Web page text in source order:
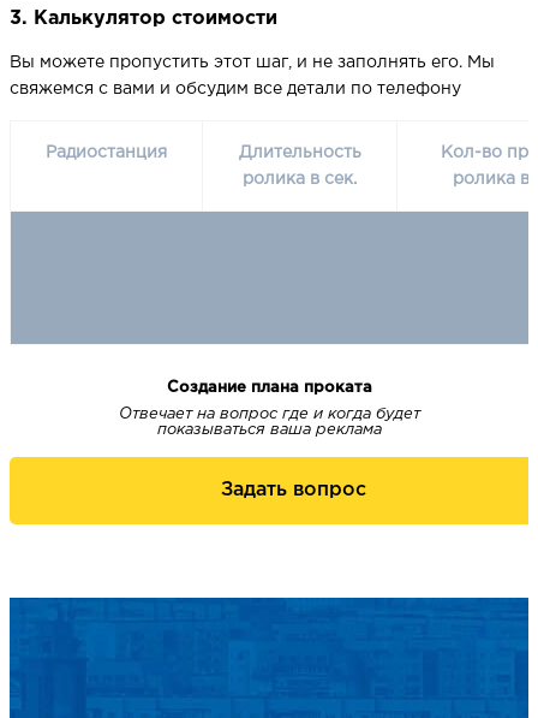
3. Калькулятор стоимости
Вы можете пропустить этот шаг, и не заполнять его. Мы
свяжемся с вами и обсудим все детали по телефону
Радиостанция
Длительность
ролика в сек.
Кол-во
ролика в
Создание плана проката
Отвечает на вопрос где и когда будет
показываться ваша реклама
Задать вопрос